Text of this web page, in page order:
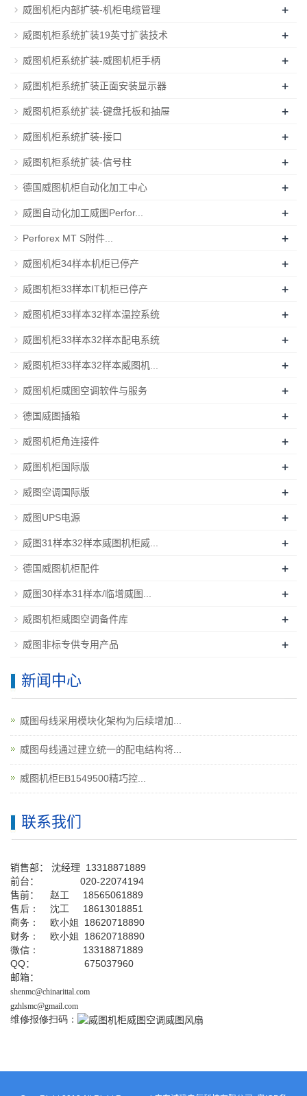
威图机柜内部扩装-机柜电缆管理 +
威图机柜系统扩装19英寸扩装技术 +
威图机柜系统扩装-威图机柜手柄 +
威图机柜系统扩装正面安装显示器 +
威图机柜系统扩装-键盘托板和抽屉 +
威图机柜系统扩装-接口 +
威图机柜系统扩装-信号柱 +
德国威图机柜自动化加工中心 +
威图自动化加工威图Perfor... +
Perforex MT S附件... +
威图机柜34样本机柜已停产 +
威图机柜33样本IT机柜已停产 +
威图机柜33样本32样本温控系统 +
威图机柜33样本32样本配电系统 +
威图机柜33样本32样本威图机... +
威图机柜威图空调软件与服务 +
德国威图插箱 +
威图机柜角连接件 +
威图机柜国际版 +
威图空调国际版 +
威图UPS电源 +
威图31样本32样本威图机柜威... +
德国威图机柜配件 +
威图30样本31样本/临增威图... +
威图机柜威图空调备件库 +
威图非标专供专用产品 +
新闻中心
威图母线采用模块化架构为后续增加...
威图母线通过建立统一的配电结构将...
威图机柜EB1549500精巧控...
联系我们
销售部： 沈经理 13318871889
前台： 020-22074194
售前： 赵工 18565061889
售后： 沈工 18613018851
商务： 欧小姐 18620718890
财务： 欧小姐 18620718890
微信： 13318871889
QQ： 675037960
邮箱：
shenmc@chinarittal.com
gzhlsmc@gmail.com
维修报修扫码：